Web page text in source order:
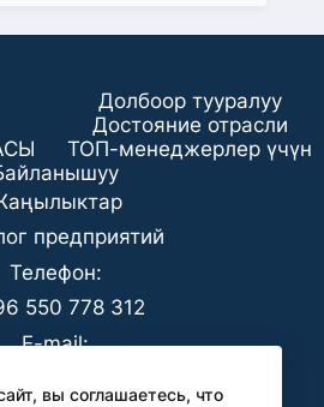
вы соглашаетесь, что
Долбоор тууралуу
Достояние отрасли
ТОП-менеджерлер үчүн
предприятий
Телефон:
550 778 312
E-mail: